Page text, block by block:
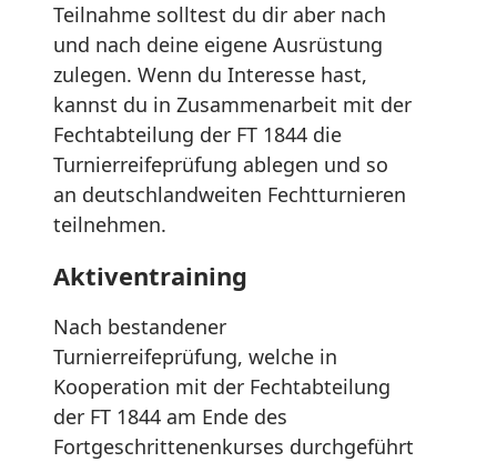
Teilnahme solltest du dir aber nach
und nach deine eigene Ausrüstung
zulegen. Wenn du Interesse hast,
kannst du in Zusammenarbeit mit der
Fechtabteilung der FT 1844 die
Turnierreifeprüfung ablegen und so
an deutschlandweiten Fechtturnieren
teilnehmen.
Aktiventraining
Nach bestandener
Turnierreifeprüfung, welche in
Kooperation mit der Fechtabteilung
der FT 1844 am Ende des
Fortgeschrittenenkurses durchgeführt